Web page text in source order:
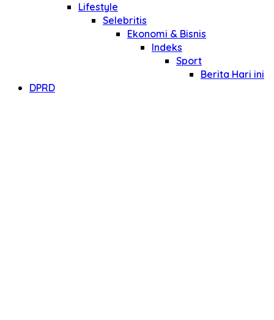
Lifestyle
Selebritis
Ekonomi & Bisnis
Indeks
Sport
Berita Hari ini
DPRD